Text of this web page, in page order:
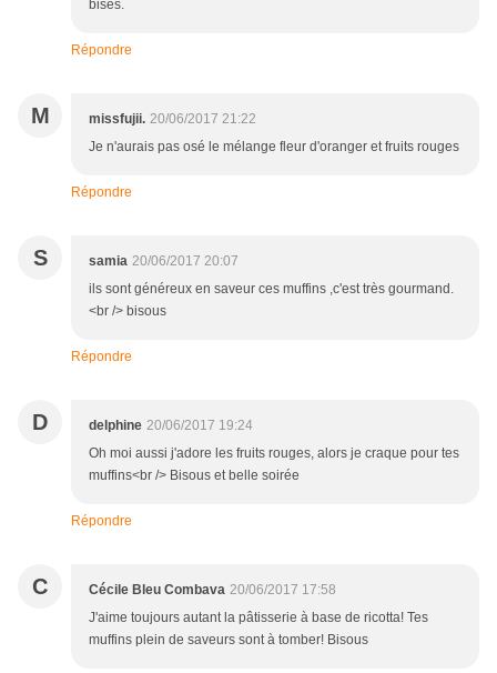
bises.
Répondre
M missfujii. 20/06/2017 21:22
Je n'aurais pas osé le mélange fleur d'oranger et fruits rouges
Répondre
S samia 20/06/2017 20:07
ils sont généreux en saveur ces muffins ,c'est très gourmand.
<br /> bisous
Répondre
D delphine 20/06/2017 19:24
Oh moi aussi j'adore les fruits rouges, alors je craque pour tes
muffins<br /> Bisous et belle soirée
Répondre
C Cécile Bleu Combava 20/06/2017 17:58
J'aime toujours autant la pâtisserie à base de ricotta! Tes
muffins plein de saveurs sont à tomber! Bisous